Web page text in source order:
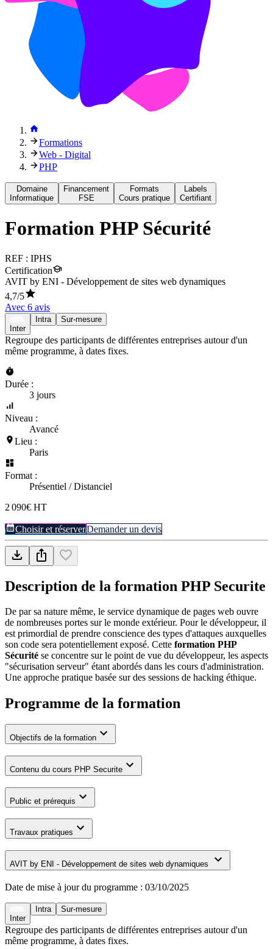
Formations
Web - Digital
PHP
Domaine
Informatique
Financement
FSE
Formats
Cours pratique
Labels
Certifiant
Formation PHP Sécurité
REF : IPHS
Certification
AVIT by ENI - Développement de sites web dynamiques
4,7/5
Avec 6 avis
Inter
Intra Sur-mesure
Regroupe des participants de différentes entreprises autour d'un
même programme, à dates fixes.
Durée :
3 jours
Niveau :
Avancé
Lieu :
Paris
Format :
Présentiel / Distanciel
2 090€ HT
Choisir et réserverDemander un devis
Description de la formation PHP Securite
De par sa nature même, le service dynamique de pages web ouvre
de nombreuses portes sur le monde extérieur. Pour le développeur, il
est primordial de prendre conscience des types d'attaques auxquelles
son code sera potentiellement exposé. Cette formation PHP
Sécurité se concentre sur le point de vue du développeur, les aspects
"sécurisation serveur" étant abordés dans les cours d'administration.
Une approche pratique basée sur des sessions de hacking éthique.
Programme de la formation
Objectifs de la formation
Contenu du cours PHP Securite
Public et prérequis
Travaux pratiques
AVIT by ENI - Développement de sites web dynamiques
Date de mise à jour du programme : 03/10/2025
Inter
Intra Sur-mesure
Regroupe des participants de différentes entreprises autour d'un
même programme, à dates fixes.